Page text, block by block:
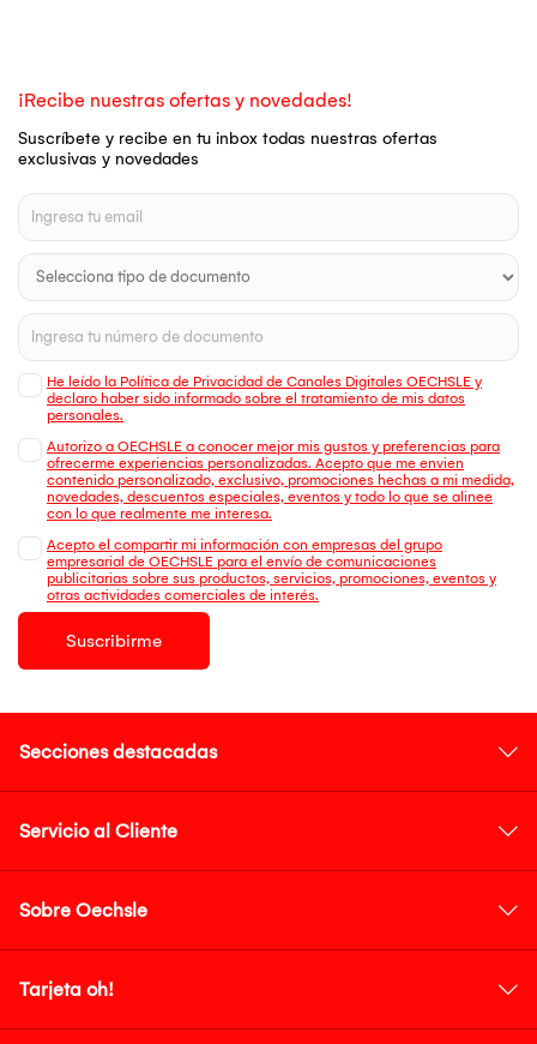
¡Recibe nuestras ofertas y novedades!
Suscríbete y recibe en tu inbox todas nuestras ofertas
exclusivas y novedades
He leído la Política de Privacidad de Canales Digitales OECHSLE y
declaro haber sido informado sobre el tratamiento de mis datos
personales.
Autorizo a OECHSLE a conocer mejor mis gustos y preferencias para
ofrecerme experiencias personalizadas. Acepto que me envien
contenido personalizado, exclusivo, promociones hechas a mi medida,
novedades, descuentos especiales, eventos y todo lo que se alinee
con lo que realmente me interesa.
Acepto el compartir mi información con empresas del grupo
empresarial de OECHSLE para el envío de comunicaciones
publicitarias sobre sus productos, servicios, promociones, eventos y
otras actividades comerciales de interés.
Suscribirme
Secciones destacadas
Servicio al Cliente
Sobre Oechsle
Tarjeta oh!